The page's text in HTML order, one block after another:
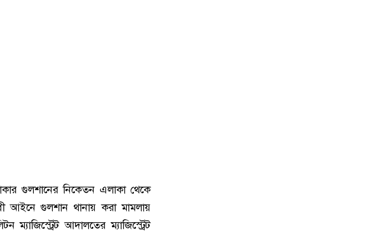
গুলশানের নিকেতন এলাকা থেকে
আইনে গুলশান থানায় করা মামলায়
ম্যাজিস্ট্রেট আদালতের ম্যাজিস্ট্রেট